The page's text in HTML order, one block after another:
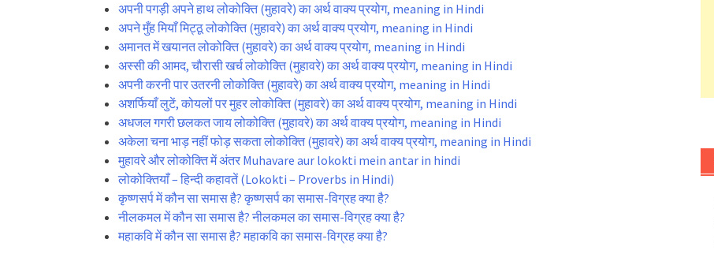
अपनी पगड़ी अपने हाथ लोकोक्ति (मुहावरे) का अर्थ वाक्य प्रयोग, meaning in Hindi
अपने मुँह मियाँ मिट्ठू लोकोक्ति (मुहावरे) का अर्थ वाक्य प्रयोग, meaning in Hindi
अमानत में खयानत लोकोक्ति (मुहावरे) का अर्थ वाक्य प्रयोग, meaning in Hindi
अस्सी की आमद, चौरासी खर्च लोकोक्ति (मुहावरे) का अर्थ वाक्य प्रयोग, meaning in Hindi
अपनी करनी पार उतरनी लोकोक्ति (मुहावरे) का अर्थ वाक्य प्रयोग, meaning in Hindi
अशर्फियाँ लुटें, कोयलों पर मुहर लोकोक्ति (मुहावरे) का अर्थ वाक्य प्रयोग, meaning in Hindi
अधजल गगरी छलकत जाय लोकोक्ति (मुहावरे) का अर्थ वाक्य प्रयोग, meaning in Hindi
अकेला चना भाड़ नहीं फोड़ सकता लोकोक्ति (मुहावरे) का अर्थ वाक्य प्रयोग, meaning in Hindi
मुहावरे और लोकोक्ति में अंतर Muhavare aur lokokti mein antar in hindi
लोकोक्तियाँ – हिन्दी कहावतें (Lokokti – Proverbs in Hindi)
कृष्णसर्प में कौन सा समास है? कृष्णसर्प का समास-विग्रह क्या है?
नीलकमल में कौन सा समास है? नीलकमल का समास-विग्रह क्या है?
महाकवि में कौन सा समास है? महाकवि का समास-विग्रह क्या है?